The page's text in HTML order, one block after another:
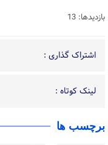
بازدیدها: 13
اشتراک گذاری :
لینک کوتاه :
برچسب ها